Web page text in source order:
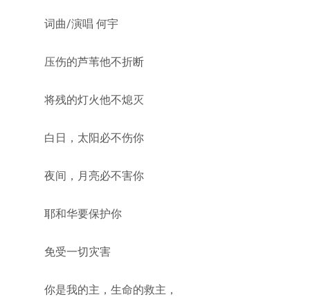
词曲/演唱 何宇
压伤的芦苇他不折断
将残的灯火他不熄灭
白日，太阳必不伤你
夜间，月亮必不害你
耶和华要保护你
免受一切灾害
你是我的主，生命的救主，